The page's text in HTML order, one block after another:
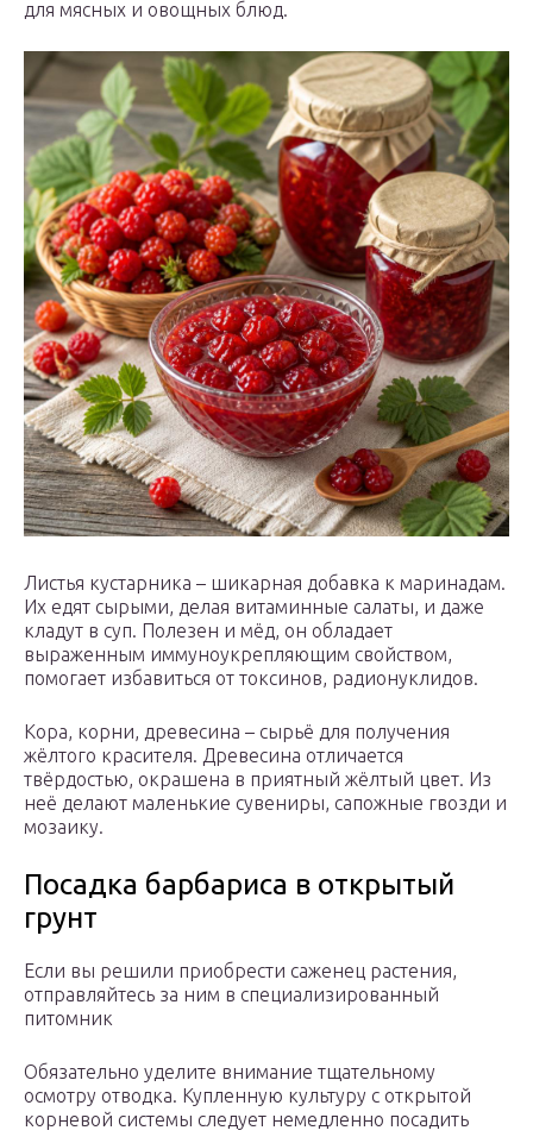
для мясных и овощных блюд.
Листья кустарника – шикарная добавка к маринадам.
Их едят сырыми, делая витаминные салаты, и даже
кладут в суп. Полезен и мёд, он обладает
выраженным иммуноукрепляющим свойством,
помогает избавиться от токсинов, радионуклидов.
Кора, корни, древесина – сырьё для получения
жёлтого красителя. Древесина отличается
твёрдостью, окрашена в приятный жёлтый цвет. Из
неё делают маленькие сувениры, сапожные гвозди и
мозаику.
Посадка барбариса в открытый
грунт
Если вы решили приобрести саженец растения,
отправляйтесь за ним в специализированный
питомник
Обязательно уделите внимание тщательному
осмотру отводка. Купленную культуру с открытой
корневой системы следует немедленно посадить